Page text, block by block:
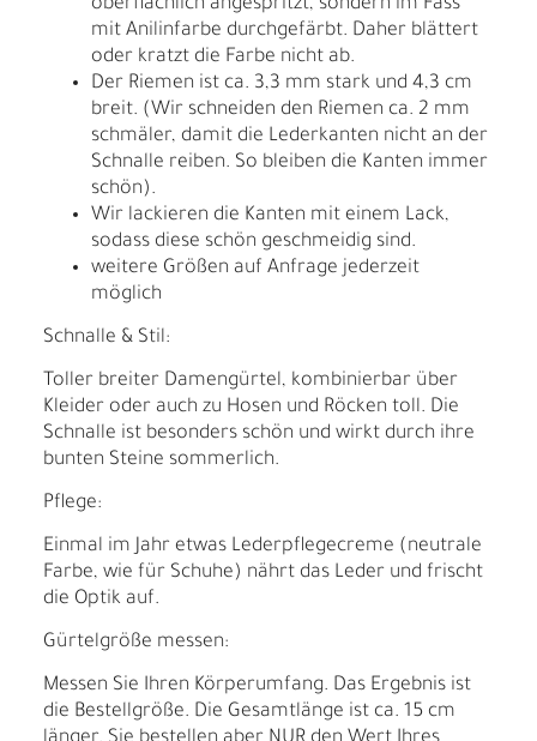
oberflächlich angespritzt, sondern im Fass
mit Anilinfarbe durchgefärbt. Daher blättert
oder kratzt die Farbe nicht ab.
Der Riemen ist ca. 3,3 mm stark und 4,3 cm
breit. (Wir schneiden den Riemen ca. 2 mm
schmäler, damit die Lederkanten nicht an der
Schnalle reiben. So bleiben die Kanten immer
schön).
Wir lackieren die Kanten mit einem Lack,
sodass diese schön geschmeidig sind.
weitere Größen auf Anfrage jederzeit
möglich
Schnalle & Stil:
Toller breiter Damengürtel, kombinierbar über
Kleider oder auch zu Hosen und Röcken toll. Die
Schnalle ist besonders schön und wirkt durch ihre
bunten Steine sommerlich.
Pflege:
Einmal im Jahr etwas Lederpflegecreme (neutrale
Farbe, wie für Schuhe) nährt das Leder und frischt
die Optik auf.
Gürtelgröße messen:
Messen Sie Ihren Körperumfang. Das Ergebnis ist
die Bestellgröße. Die Gesamtlänge ist ca. 15 cm